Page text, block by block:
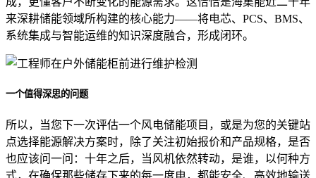
来深耕储能领域所构建的核心能力——将电芯、PCS、BMS、
系统集成与智能运维的知识深度融合，形成闭环。
一个值得深思的问题
所以，当您下一次评估一个风电储能项目，或是为您的关键站
点选择能源解决方案时，除了关注初始报价和产品规格，是否
也应该问一问：十年之后，当风机依然转动，是谁，以何种方
式，在确保那些储存下来的每一度电，都能安全、高效地输送